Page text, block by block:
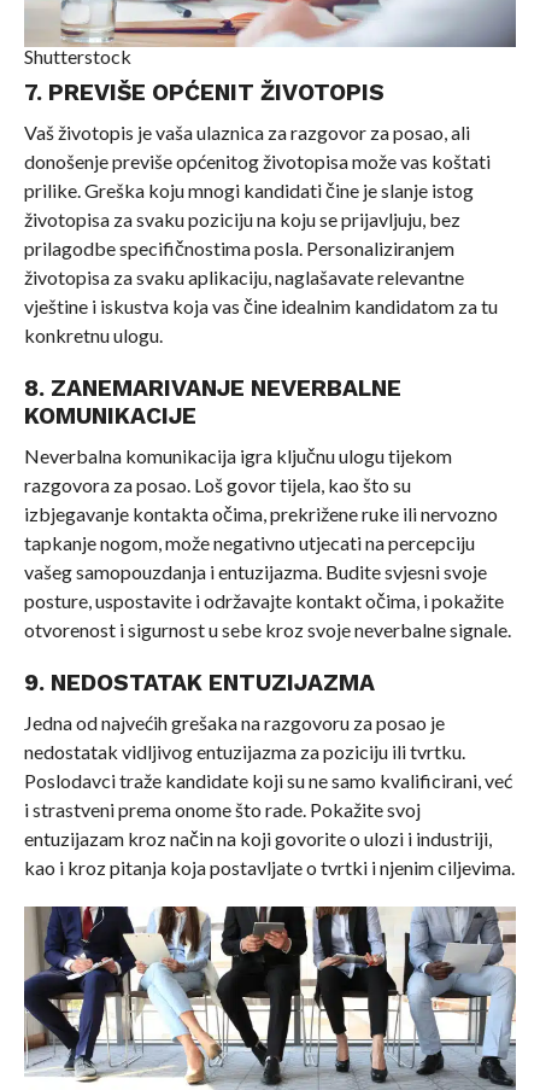
Shutterstock
7. PREVIŠE OPĆENIT ŽIVOTOPIS
Vaš životopis je vaša ulaznica za razgovor za posao, ali
donošenje previše općenitog životopisa može vas koštati
prilike. Greška koju mnogi kandidati čine je slanje istog
životopisa za svaku poziciju na koju se prijavljuju, bez
prilagodbe specifičnostima posla. Personaliziranjem
životopisa za svaku aplikaciju, naglašavate relevantne
vještine i iskustva koja vas čine idealnim kandidatom za tu
konkretnu ulogu.
8. ZANEMARIVANJE NEVERBALNE
KOMUNIKACIJE
Neverbalna komunikacija igra ključnu ulogu tijekom
razgovora za posao. Loš govor tijela, kao što su
izbjegavanje kontakta očima, prekrižene ruke ili nervozno
tapkanje nogom, može negativno utjecati na percepciju
vašeg samopouzdanja i entuzijazma. Budite svjesni svoje
posture, uspostavite i održavajte kontakt očima, i pokažite
otvorenost i sigurnost u sebe kroz svoje neverbalne signale.
9. NEDOSTATAK ENTUZIJAZMA
Jedna od najvećih grešaka na razgovoru za posao je
nedostatak vidljivog entuzijazma za poziciju ili tvrtku.
Poslodavci traže kandidate koji su ne samo kvalificirani, već
i strastveni prema onome što rade. Pokažite svoj
entuzijazam kroz način na koji govorite o ulozi i industriji,
kao i kroz pitanja koja postavljate o tvrtki i njenim ciljevima.